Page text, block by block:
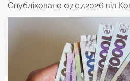
Опубліковано 07.07.2026 від